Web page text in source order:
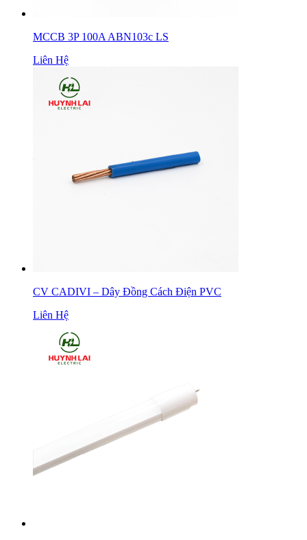
MCCB 3P 100A ABN103c LS
Liên Hệ
CV CADIVI – Dây Đồng Cách Điện PVC
Liên Hệ